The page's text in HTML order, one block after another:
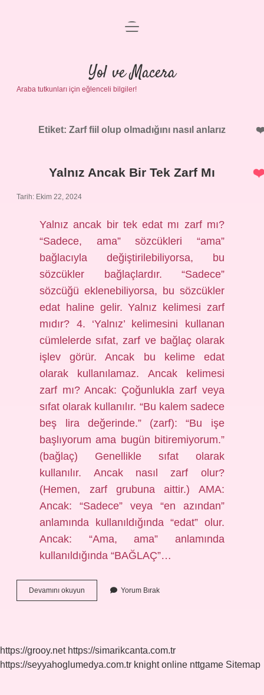
Anasayfa
Gizlilik Politikası
Yasal Uyarı
menüyü
Yol ve Macera
Araba tutkunları için eğlenceli bilgiler!
Etiket: Zarf fiil olup olmadığını nasıl anlarız
Yalnız Ancak Bir Tek Zarf Mı
Tarih: Ekim 22, 2024
Yalnız ancak bir tek edat mı zarf mı?
“Sadece, ama” sözcükleri “ama”
bağlacıyla değiştirilebiliyorsa, bu
sözcükler bağlaçlardır. “Sadece”
sözcüğü eklenebiliyorsa, bu sözcükler
edat haline gelir. Yalnız kelimesi zarf
mıdır? 4. ‘Yalnız’ kelimesini kullanan
cümlelerde sıfat, zarf ve bağlaç olarak
işlev görür. Ancak bu kelime edat
olarak kullanılamaz. Ancak kelimesi
zarf mı? Ancak: Çoğunlukla zarf veya
sıfat olarak kullanılır. “Bu kalem sadece
beş lira değerinde.” (zarf): “Bu işe
başlıyorum ama bugün bitiremiyorum.”
(bağlaç) Genellikle sıfat olarak
kullanılır. Ancak nasıl zarf olur?
(Hemen, zarf grubuna aittir.) AMA:
Ancak: “Sadece” veya “en azından”
anlamında kullanıldığında “edat” olur.
Ancak: “Ama, ama” anlamında
kullanıldığında “BAĞLAÇ”…
Devamını okuyun
Ancak
Yorum Bırak
https://grooy.net https://simarikcanta.com.tr
https://seyyahoglumedya.com.tr knight online nttgame Sitemap